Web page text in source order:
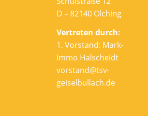
D – 82140 Olching
Vertreten durch:
1. Vorstand: Mark-
Immo Halscheidt
vorstand@tsv-
geiselbullach.de